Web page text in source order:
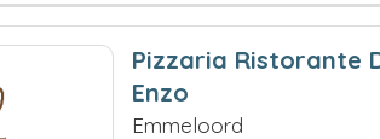
Pizzaria Ristorante
Enzo
Emmeloord